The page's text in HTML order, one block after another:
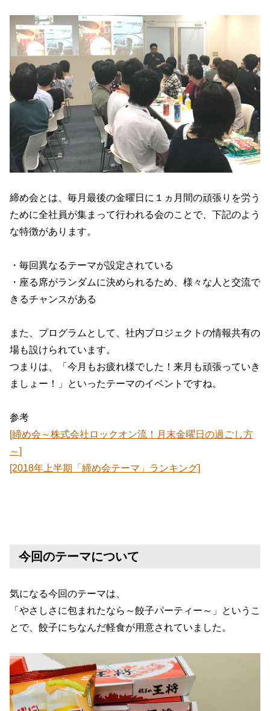
締め会とは、毎月最後の金曜日に１ヵ月間の頑張りを労う
ために全社員が集まって行われる会のことで、下記のよう
な特徴があります。
・毎回異なるテーマが設定されている
・座る席がランダムに決められるため、様々な人と交流で
きるチャンスがある
また、プログラムとして、社内プロジェクトの情報共有の
場も設けられています。
つまりは、「今月もお疲れ様でした！来月も頑張っていき
ましょー！」といったテーマのイベントですね。
参考
[締め会～株式会社ロックオン流！月末金曜日の過ごし方
～]
[2018年上半期「締め会テーマ」ランキング]
今回のテーマについて
気になる今回のテーマは、
「やさしさに包まれたなら～餃子パーティー～」というこ
とで、餃子にちなんだ軽食が用意されていました。